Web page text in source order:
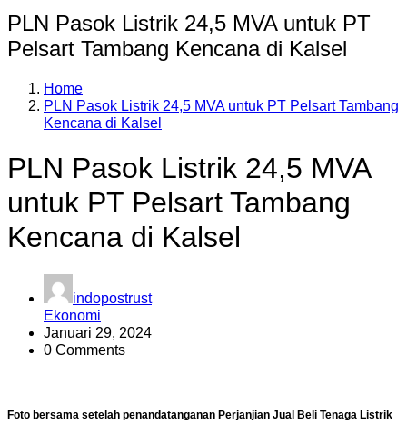
PLN Pasok Listrik 24,5 MVA untuk PT
Pelsart Tambang Kencana di Kalsel
Home
PLN Pasok Listrik 24,5 MVA untuk PT Pelsart Tambang
Kencana di Kalsel
PLN Pasok Listrik 24,5 MVA
untuk PT Pelsart Tambang
Kencana di Kalsel
indopostrust
Ekonomi
Januari 29, 2024
0 Comments
Foto bersama setelah penandatanganan Perjanjian Jual Beli Tenaga Listrik